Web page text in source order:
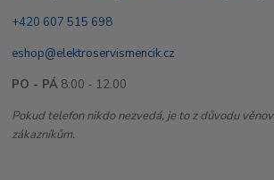
+420 607 515 698
eshop@elektroservismencik.cz
PO - PÁ 8:00 - 12.00
Pokud telefon nikdo nezvedá, je to z důvodu
zákazníkům.